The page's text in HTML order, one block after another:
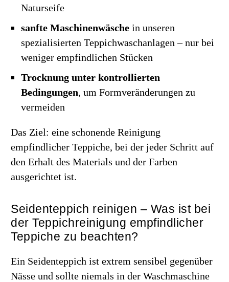
Naturseife
sanfte Maschinenwäsche in unseren
spezialisierten Teppichwaschanlagen – nur bei
weniger empfindlichen Stücken
Trocknung unter kontrollierten
Bedingungen, um Formveränderungen zu
vermeiden
Das Ziel: eine schonende Reinigung
empfindlicher Teppiche, bei der jeder Schritt auf
den Erhalt des Materials und der Farben
ausgerichtet ist.
Seidenteppich reinigen – Was ist bei
der Teppichreinigung empfindlicher
Teppiche zu beachten?
Ein Seidenteppich ist extrem sensibel gegenüber
Nässe und sollte niemals in der Waschmaschine